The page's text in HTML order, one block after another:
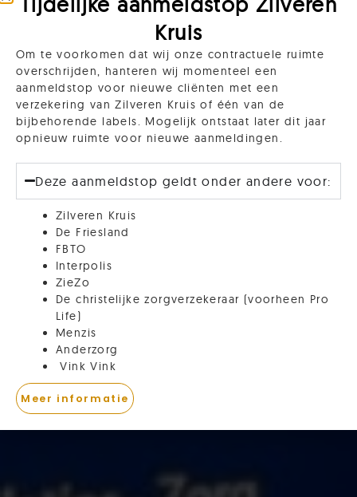
Kruis
Om te voorkomen dat wij onze contractuele ruimte
overschrijden, hanteren wij momenteel een
aanmeldstop voor nieuwe cliënten met een
verzekering van Zilveren Kruis of één van de
bijbehorende labels. Mogelijk ontstaat later dit jaar
opnieuw ruimte voor nieuwe aanmeldingen.
Deze aanmeldstop geldt onder andere voor:
Zilveren Kruis
De Friesland
FBTO
Interpolis
ZieZo
De christelijke zorgverzekeraar (voorheen Pro
Life)
Menzis
Anderzorg
Vink Vink
Meer informatie